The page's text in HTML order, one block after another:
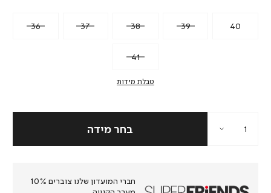
36 37 38 39 40
41
טבלת מידות
חברי המועדון שלנו צוברים 10%